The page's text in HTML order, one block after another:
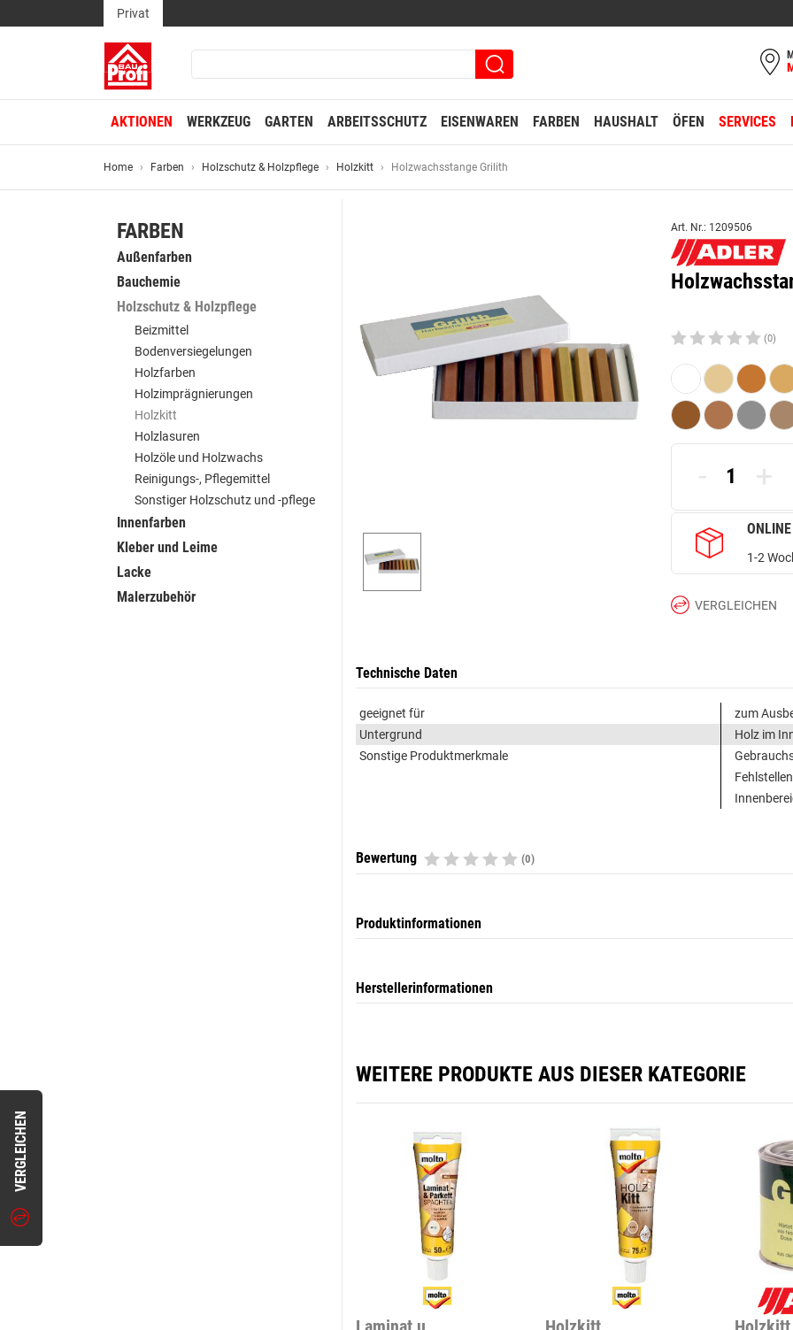
VERGLEICHEN
Privat
AKTIONEN WERKZEUG GARTEN ARBEITSSCHUTZ EISENWAREN FARBEN HAUSHALT ÖFEN SERVICES
Home Farben Holzschutz & Holzpflege Holzkitt Holzwachsstange Grilith
FARBEN
Außenfarben
Bauchemie
Holzschutz & Holzpflege
Beizmittel
Bodenversiegelungen
Holzfarben
Holzimprägnierungen
Holzkitt
Holzlasuren
Holzöle und Holzwachs
Reinigungs-, Pflegemittel
Sonstiger Holzschutz und -pflege
Innenfarben
Kleber und Leime
Lacke
Malerzubehör
Art. Nr.: 1209506
(0)
- +
1-2
VERGLEICHEN
Technische Daten
geeignet für
zum
Untergrund
Holz im
Sonstige Produktmerkmale
Bewertung (0)
Produktinformationen
Herstellerinformationen
WEITERE PRODUKTE AUS DIESER KATEGORIE